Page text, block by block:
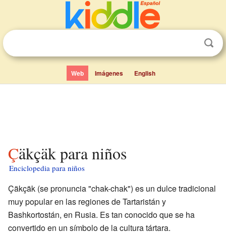
Web Imágenes English
Çäkçäk para niños
Enciclopedia para niños
Çäkçäk (se pronuncia "chak-chak") es un dulce tradicional
muy popular en las regiones de Tartaristán y
Bashkortostán, en Rusia. Es tan conocido que se ha
convertido en un símbolo de la cultura tártara.